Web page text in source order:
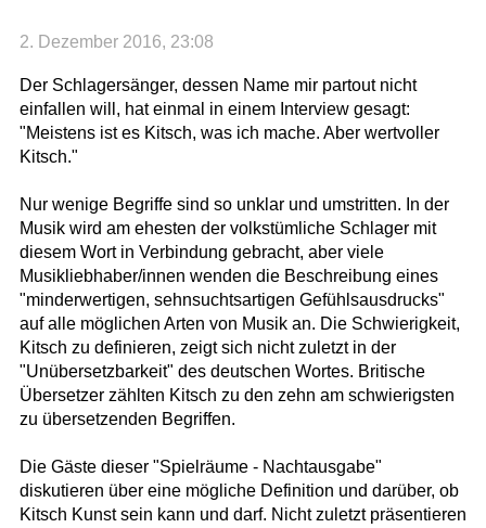
2. Dezember 2016, 23:08
Der Schlagersänger, dessen Name mir partout nicht
einfallen will, hat einmal in einem Interview gesagt:
"Meistens ist es Kitsch, was ich mache. Aber wertvoller
Kitsch."
Nur wenige Begriffe sind so unklar und umstritten. In der
Musik wird am ehesten der volkstümliche Schlager mit
diesem Wort in Verbindung gebracht, aber viele
Musikliebhaber/innen wenden die Beschreibung eines
"minderwertigen, sehnsuchtsartigen Gefühlsausdrucks"
auf alle möglichen Arten von Musik an. Die Schwierigkeit,
Kitsch zu definieren, zeigt sich nicht zuletzt in der
"Unübersetzbarkeit" des deutschen Wortes. Britische
Übersetzer zählten Kitsch zu den zehn am schwierigsten
zu übersetzenden Begriffen.
Die Gäste dieser "Spielräume - Nachtausgabe"
diskutieren über eine mögliche Definition und darüber, ob
Kitsch Kunst sein kann und darf. Nicht zuletzt präsentieren